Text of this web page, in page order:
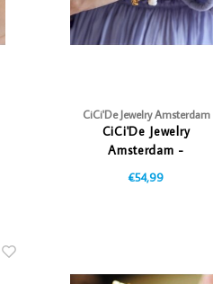
CiCi'De Jewelry Amsterdam
CiCi'De Jewelry
Amsterdam -
Parelarmband met bloem
€54,99